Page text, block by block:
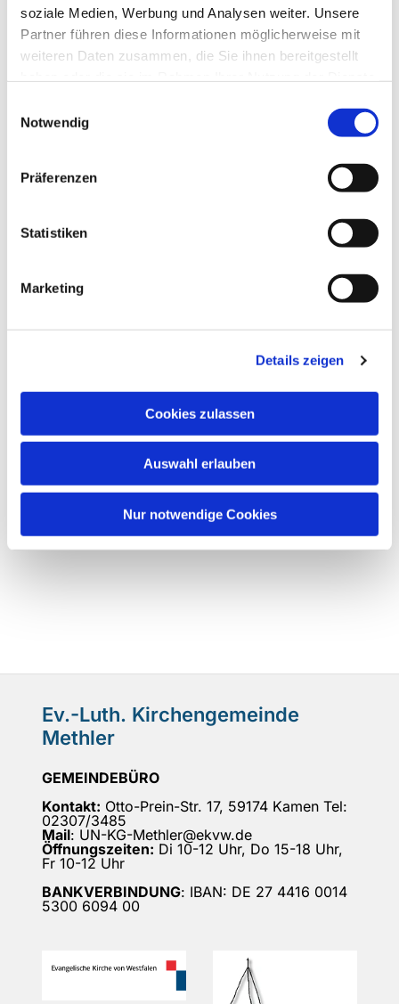
soziale Medien, Werbung und Analysen weiter. Unsere
Partner führen diese Informationen möglicherweise mit
weiteren Daten zusammen, die Sie ihnen bereitgestellt
Notwendig
Präferenzen
Statistiken
Marketing
Details zeigen
Cookies zulassen
Auswahl erlauben
Nur notwendige Cookies
Ev.-Luth. Kirchengemeinde
Methler
GEMEINDEBÜRO
Kontakt: Otto-Prein-Str. 17, 59174 Kamen Tel:
02307/3485
Mail: UN-KG-Methler@ekvw.de
Öffnungszeiten: Di 10-12 Uhr, Do 15-18 Uhr,
Fr 10-12 Uhr
BANKVERBINDUNG: IBAN: DE 27 4416 0014
5300 6094 00